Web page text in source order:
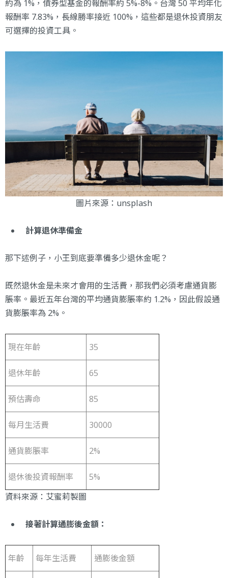
約為 1%，債券型基金的報酬率約 5%-8%。台灣 50 平均年化
報酬率 7.83%，長線勝率接近 100%，這些都是退休投資朋友
可選擇的投資工具。
圖片來源： unsplash
計算退休準備金
那下述例子，小王到底要準備多少退休金呢？
既然退休金是未來才會用的生活費，那我們必須考慮通貨膨
脹率。最近五年台灣的平均通貨膨脹率約 1.2%，因此假設通
貨膨脹率為 2%。
現在年齡 35
退休年齡 65
預估壽命 85
每月生活費 30000
通貨膨脹率 2%
退休後投資報酬率
5%
資料來源：艾蜜莉製圖
接著計算通膨後金額：
年齡 每年生活費 通膨後金額